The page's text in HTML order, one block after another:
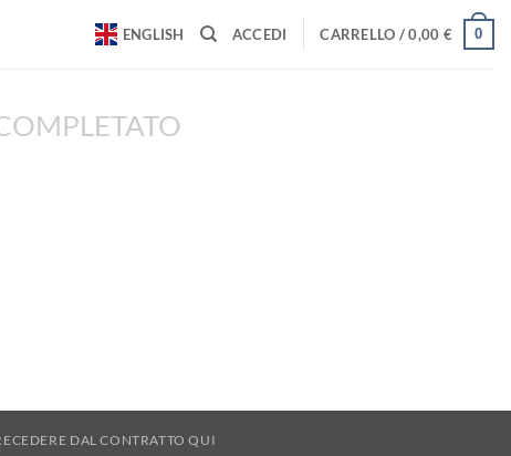
ENGLISH ACCEDI CARRELLO /0,00 € 0
DAL CONTRATTO QUI